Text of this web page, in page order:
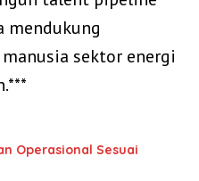
mendukung
sektor energi
Operasional Sesuai